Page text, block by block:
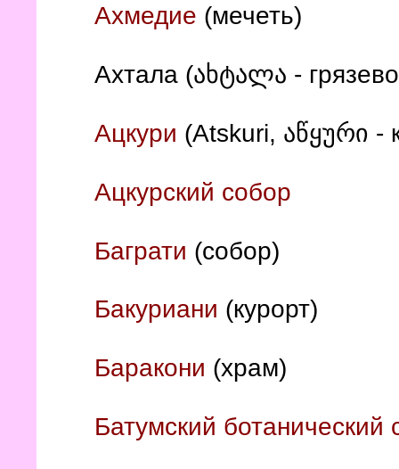
Ахмедие (мечеть)
Ахтала (ახტალა -
Ацкури (Atskuri, აწყური -
Ацкурский собор
Баграти (собор)
Бакуриани (курорт)
Баракони (храм)
Батумский ботанический